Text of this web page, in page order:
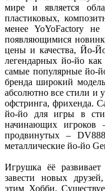
мире и является
пластиковых,
менее YoYoFactory не
появляющимися
цены и качества, Йо-
легендарных йо-йо как
самые популярные йо-
бренда широкий
абсолютно все стили и
офстринга, фрихенда.
йо-йо для игры в
начинающих игроков
продвинутых –
металлические йо-йо
Игрушка ёё
завести новых
этим Хобби.